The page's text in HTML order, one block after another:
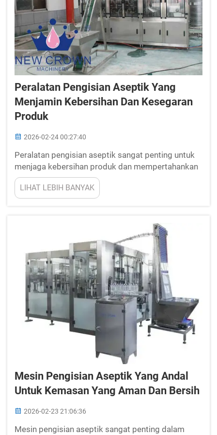
Peralatan Pengisian Aseptik Yang
Menjamin Kebersihan Dan Kesegaran
Produk
2026-02-24 00:27:40
Peralatan pengisian aseptik sangat penting untuk
menjaga kebersihan produk dan mempertahankan
kesegarannya. Jenis mesin ini digunakan di
berbagai industri, khususnya makanan dan
minuman. Di New Crown, kami memastikan mesin
LIHAT LEBIH BANYAK
Mesin Pengisian Aseptik Yang Andal
Untuk Kemasan Yang Aman Dan Bersih
2026-02-23 21:06:36
Mesin pengisian aseptik sangat penting dalam